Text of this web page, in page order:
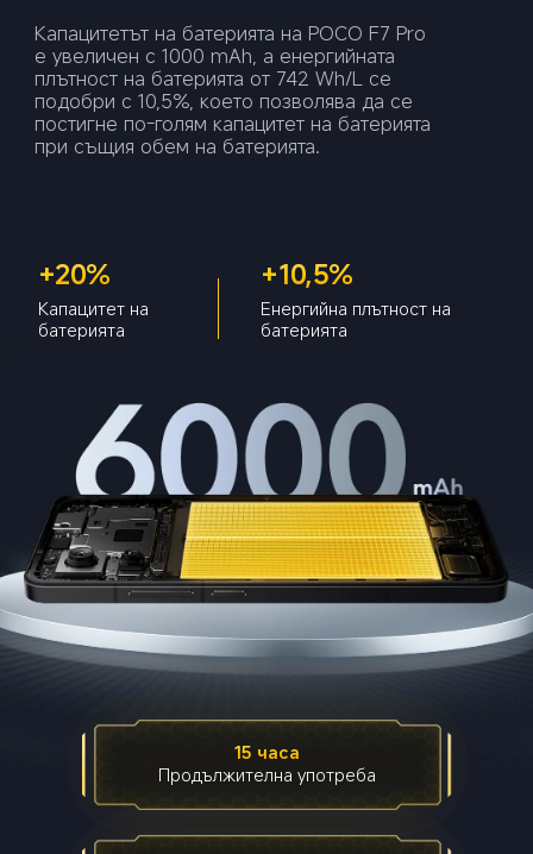
Капацитетът на батерията на POCO F7 Pro
е увеличен с 1000 mAh, а енергийната
плътност на батерията от 742 Wh/L се
подобри с 10,5%, което позволява да се
постигне по-голям капацитет на батерията
+20%
Капацитет на
батерията
+10,5%
Енергийна плътност на
батерията
15 часа
Продължителна употреба